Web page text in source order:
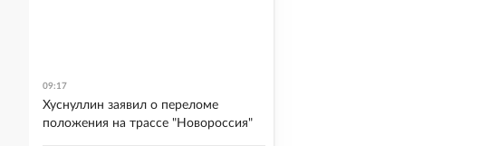
09:17
Хуснуллин заявил о переломе
положения на трассе "Новороссия"